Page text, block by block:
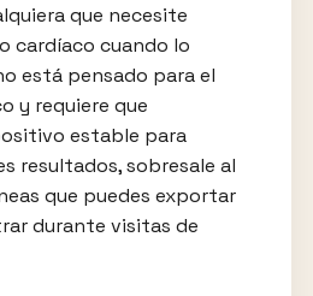
que necesite
cardíaco cuando lo
está pensado para el
y requiere que
estable para
resultados, sobresale al
que puedes exportar
durante visitas de